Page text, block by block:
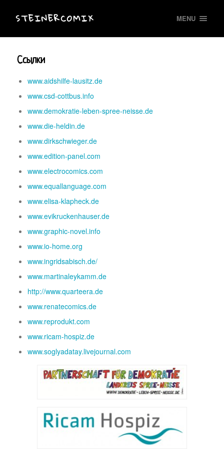
STEINERCOMIX MENU
Ссылки
www.aidshilfe-lausitz.de
www.csd-cottbus.info
www.demokratie-leben-spree-neisse.de
www.die-heldin.de
www.dirkschwieger.de
www.edition-panel.com
www.electrocomics.com
www.equallanguage.com
www.elisa-klapheck.de
www.evikruckenhauser.de
www.graphic-novel.info
www.io-home.org
www.ingridsabisch.de/
www.martinaleykamm.de
http://www.quarteera.de
www.renatecomics.de
www.reprodukt.com
www.ricam-hospiz.de
www.soglyadatay.livejournal.com